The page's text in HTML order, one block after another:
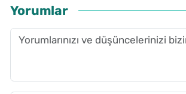
Yorumlar